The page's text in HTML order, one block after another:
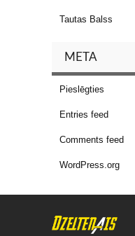
Tautas Balss
META
Pieslēgties
Entries feed
Comments feed
WordPress.org